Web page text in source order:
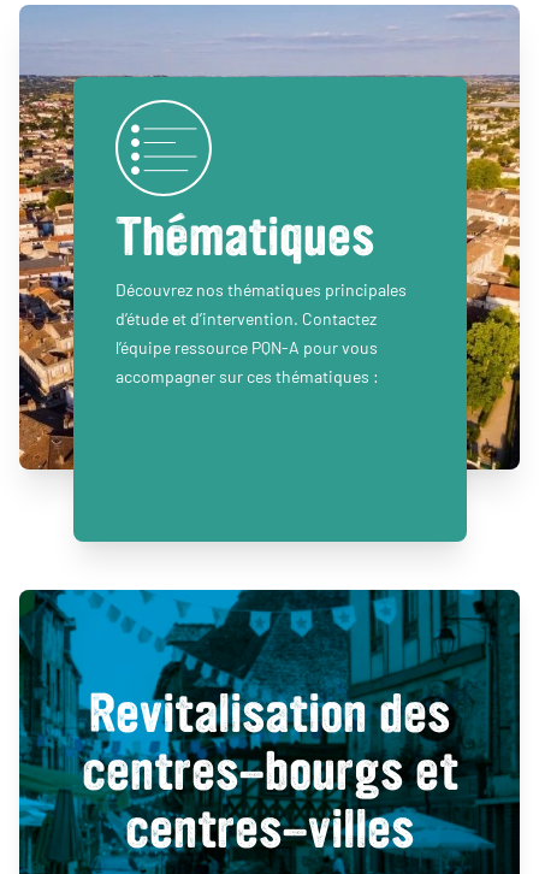
Thématiques
Découvrez nos thématiques principales
d’étude et d’intervention. Contactez
l’équipe ressource PQN-A pour vous
accompagner sur ces thématiques :
Revitalisation des
centres-bourgs et
centres-villes